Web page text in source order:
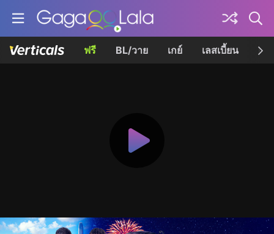
ฟรี BL/วาย เกย์ เลสเบี้ยน เค